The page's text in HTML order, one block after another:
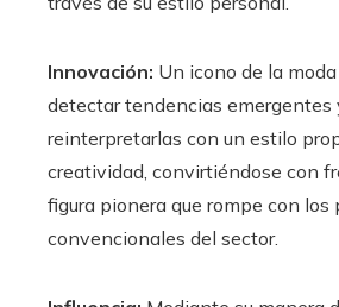
Innovación: Un icono de la
detectar tendencias emergentes
reinterpretarlas con un estilo
creatividad, convirtiéndose con
figura pionera que rompe con los
convencionales del sector.